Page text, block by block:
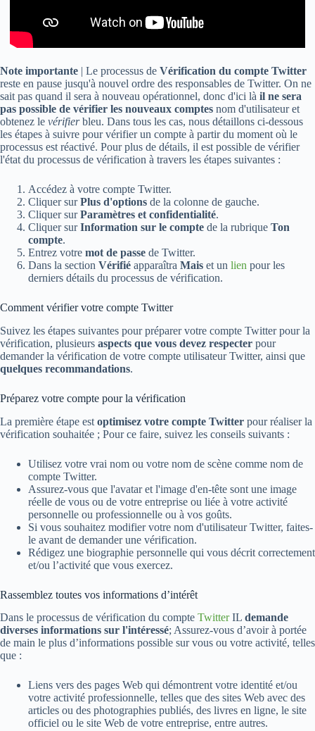
Note importante | Le processus de Vérification du compte Twitter
reste en pause jusqu'à nouvel ordre des responsables de Twitter. On ne
sait pas quand il sera à nouveau opérationnel, donc d'ici là il ne sera
pas possible de vérifier les nouveaux comptes nom d'utilisateur et
obtenez le vérifierbleu. Dans tous les cas, nous détaillons ci-dessous
les étapes à suivre pour vérifier un compte à partir du moment où le
processus est réactivé. Pour plus de détails, il est possible de vérifier
l'état du processus de vérification à travers les étapes suivantes :
Accédez à votre compte Twitter.
Cliquer surPlus d'options de la colonne de gauche.
Cliquer surParamètres et confidentialité.
Cliquer surInformation sur le compte de la rubrique Ton
compte.
Entrez votre mot de passe de Twitter.
Dans la section Vérifié apparaîtra Mais et un lien pour les
derniers détails du processus de vérification.
Comment vérifier votre compte Twitter
Suivez les étapes suivantes pour préparer votre compte Twitter pour la
vérification, plusieurs aspects que vous devez respecter pour
demander la vérification de votre compte utilisateur Twitter, ainsi que
quelques recommandations.
Préparez votre compte pour la vérification
La première étape est optimisez votre compte Twitter pour réaliser la
vérification souhaitée ; Pour ce faire, suivez les conseils suivants :
Utilisez votre vrai nom ou votre nom de scène comme nom de
compte Twitter.
Assurez-vous que l'avatar et l'image d'en-tête sont une image
réelle de vous ou de votre entreprise ou liée à votre activité
personnelle ou professionnelle ou à vos goûts.
Si vous souhaitez modifier votre nom d'utilisateur Twitter, faites-
le avant de demander une vérification.
Rédigez une biographie personnelle qui vous décrit correctement
et/ou l’activité que vous exercez.
Rassemblez toutes vos informations d’intérêt
Dans le processus de vérification du compte TwitterIL demande
diverses informations sur l'intéressé; Assurez-vous d’avoir à portée
de main le plus d’informations possible sur vous ou votre activité, telles
que :
Liens vers des pages Web qui démontrent votre identité et/ou
votre activité professionnelle, telles que des sites Web avec des
articles ou des photographies publiés, des livres en ligne, le site
officiel ou le site Web de votre entreprise, entre autres.